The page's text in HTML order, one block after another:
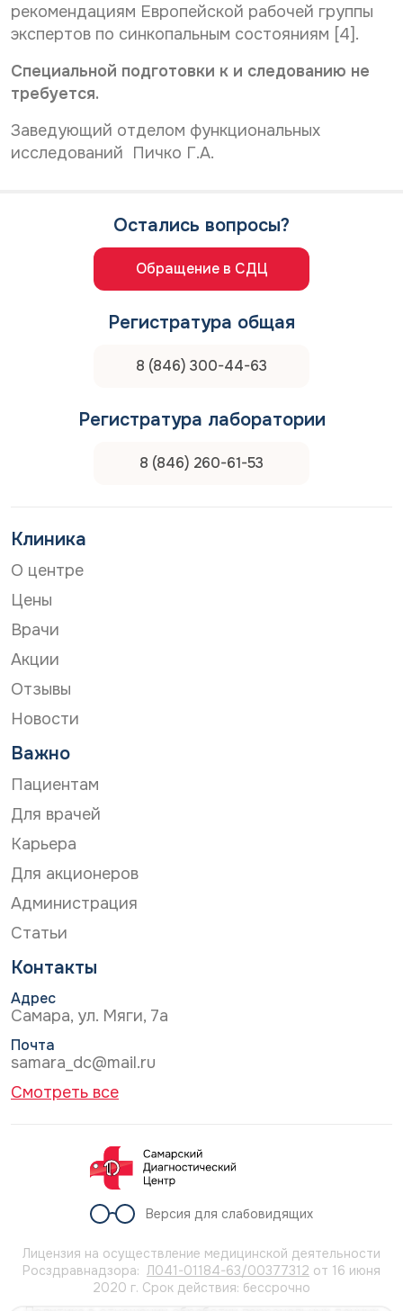
рекомендациям Европейской рабочей группы
экспертов по синкопальным состояниям [4].
Специальной подготовки к и следованию не
требуется.
Заведующий отделом функциональных
исследований Пичко Г.А.
Остались вопросы?
Обращение в СДЦ
Регистратура общая
8 (846) 300-44-63
Регистратура лаборатории
8 (846) 260-61-53
Клиника
О центре
Цены
Врачи
Акции
Отзывы
Новости
Важно
Пациентам
Для врачей
Карьера
Для акционеров
Администрация
Статьи
Контакты
Адрес
Самара, ул. Мяги, 7а
Почта
samara_dc@mail.ru
Смотреть все
Версия для слабовидящих
Лицензия на осуществление медицинской деятельности
Росздравнадзора: Л041-01184-63/00377312 от 16 июня
2020 г. Срок действия: бессрочно